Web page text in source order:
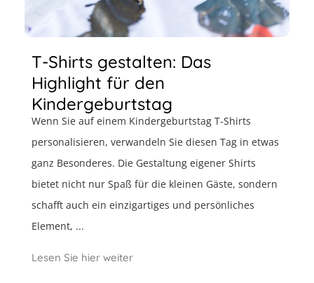
T-Shirts gestalten: Das
Highlight für den
Kindergeburtstag
Wenn Sie auf einem Kindergeburtstag T-Shirts
personalisieren, verwandeln Sie diesen Tag in etwas
ganz Besonderes. Die Gestaltung eigener Shirts
bietet nicht nur Spaß für die kleinen Gäste, sondern
schafft auch ein einzigartiges und persönliches
Element, ...
Lesen Sie hier weiter